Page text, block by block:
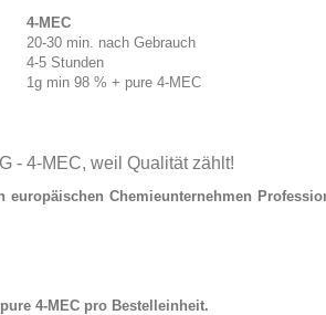
4-MEC
20-30 min. nach Gebrauch
4-5 Stunden
1g min 98 % + pure 4-MEC
- 4-MEC, weil Qualität zählt!
europäischen Chemieunternehmen
4-MEC pro Bestelleinheit.